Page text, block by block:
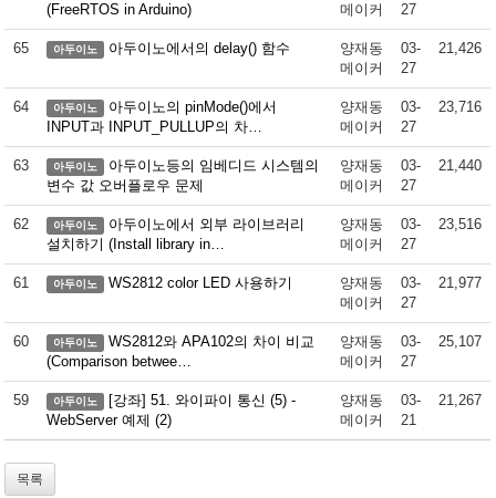
(FreeRTOS in Arduino)
메이커
27
65 아두이노 아두이노에서의 delay() 함수
양재동
메이커
03-
27
21,426
64 아두이노
아두이노의 pinMode()에서
INPUT과 INPUT_PULLUP의 차…
양재동
메이커
03-
27
23,716
63 아두이노
아두이노등의 임베디드 시스템의
변수 값 오버플로우 문제
양재동
메이커
03-
27
21,440
62 아두이노
아두이노에서 외부 라이브러리
설치하기 (Install library in…
양재동
메이커
03-
27
23,516
61 아두이노 WS2812 color LED 사용하기
양재동
메이커
03-
27
21,977
60 아두이노
WS2812와 APA102의 차이 비교
(Comparison betwee…
양재동
메이커
03-
27
25,107
59 아두이노
[강좌] 51. 와이파이 통신 (5) -
WebServer 예제 (2)
양재동
메이커
03-
21
21,267
목록